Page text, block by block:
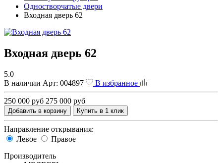
Одностворчатые двери
Входная дверь 62
Входная дверь 62
5.0
В наличии Арт: 004897 В избранное
250 000 руб 275 000 руб
Добавить в корзину Купить в 1 клик
Направление открывания:
Левое
Правое
Производитель